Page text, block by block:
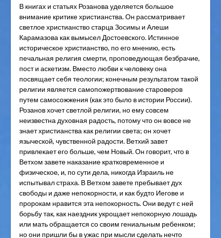
В книгах и статьях Розанова уделяется большое
внимание критике христианства. Он рассматривает
светлое христианство старца Зосимы и Алеши
Карамазова как вымысел Достоевского. Истинное
историческое христианство, по его мнению, есть
печальная религия смерти, проповедующая безбрачие,
пост и аскетизм. Вместо любви к человеку она
посвящает себя теологии; конечным результатом такой
религии является самопожертвование староверов
путем самосожжения (как это было в истории России).
Розанов хочет светлой религии, но ему совсем
неизвестна духовная радость, потому что он вовсе не
знает христианства как религии света; он хочет
языческой, чувственной радости. Ветхий завет
привлекает его больше, чем Новый. Он говорит, что в
Ветхом завете наказание кратковременное и
физическое, и, по сути дела, никогда Израиль не
испытывал страха. В Ветхом завете пребывает дух
свободы и даже непокорности, и как будто Иегове и
пророкам нравится эта непокорность. Они ведут с ней
борьбу так, как наездник укрощает непокорную лошадь
или мать обращается со своим гениальным ребенком;
но они пришли бы в ужас при мысли сделать нечто